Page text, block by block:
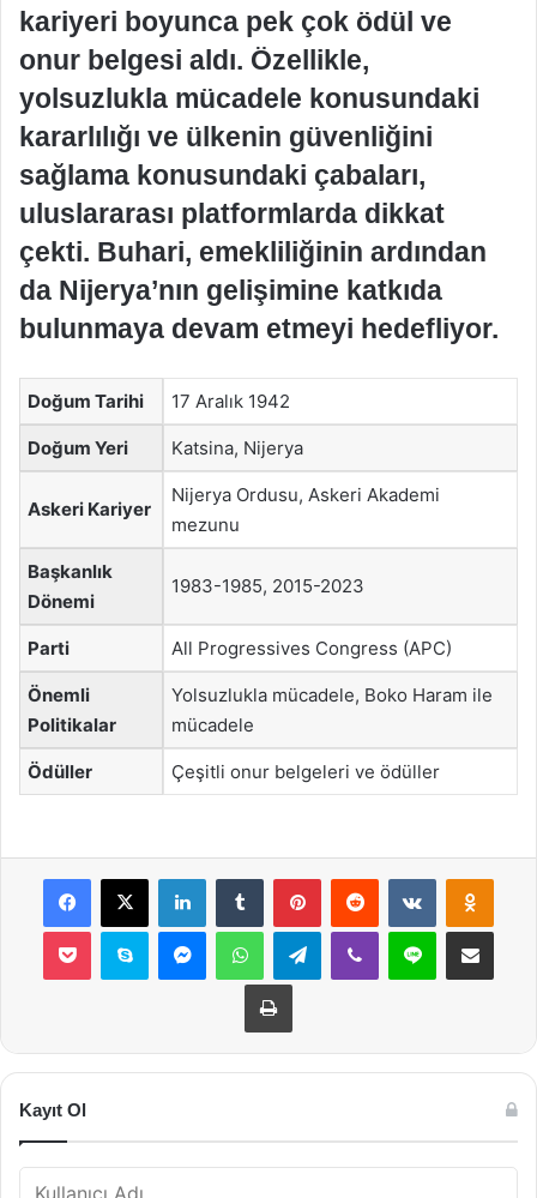
kariyeri boyunca pek çok ödül ve
onur belgesi aldı. Özellikle,
yolsuzlukla mücadele konusundaki
kararlılığı ve ülkenin güvenliğini
sağlama konusundaki çabaları,
uluslararası platformlarda dikkat
çekti. Buhari, emekliliğinin ardından
da Nijerya’nın gelişimine katkıda
bulunmaya devam etmeyi hedefliyor.
Doğum Tarihi 17 Aralık 1942
Doğum Yeri Katsina, Nijerya
Askeri Kariyer
Nijerya Ordusu, Askeri Akademi
mezunu
Başkanlık
Dönemi
1983-1985, 2015-2023
Parti All Progressives Congress (APC)
Önemli
Politikalar
Yolsuzlukla mücadele, Boko Haram ile
mücadele
Ödüller Çeşitli onur belgeleri ve ödüller
Facebook
X LinkedInTumblr PinterestReddit VKontakte
Pocket Skype MessengerWhatsAppTelegramViber Line E-Posta ile
Yazdır
Kayıt Ol